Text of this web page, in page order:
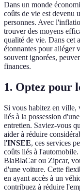
Dans un monde
coûts de vie est devenu
personnes. Avec
trouver des moyens
qualité de vie. Dans cet
étonnantes pour alléger
souvent ignorées,
finances.
1. Optez pour
Si vous habitez en ville,
liés à la possession
entretien. Saviez-vous
aider à réduire
l'INSEE, ces services
coûts liés à
BlaBlaCar ou Zipcar,
d'une voiture. Cette
en ayant accès à un
contribuez à réduire